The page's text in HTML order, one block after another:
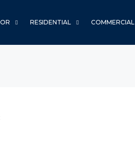
RESIDENTIAL COMMERCIAL